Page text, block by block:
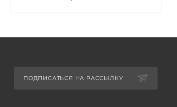
ПОДПИСАТЬСЯ НА РАССЫЛКУ